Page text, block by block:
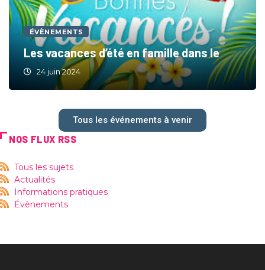
ÉVÈNEMENTS
Les vacances d’été en famille dans le
24 juin 2024
Tous les événements à venir
NOS FLUX RSS
Tous les sujets
Actualités
Informations pratiques
Évènements